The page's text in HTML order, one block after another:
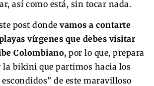
así como está, sin tocar nada.
post donde vamos a contarte
vírgenes que debes visitar
Colombiano, por lo que, prepara
la bikini que partimos hacia los
de este maravilloso